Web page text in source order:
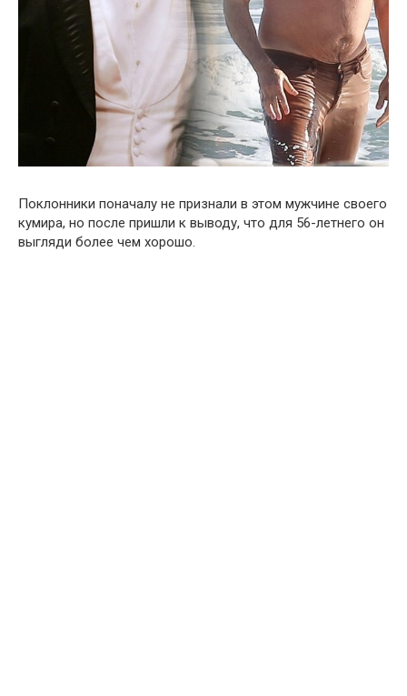
Поклонники поначалу не признали в этом мужчине своего
кумира, но после пришли к выводу, что для 56-летнего он
выгляди более чем хорошо.